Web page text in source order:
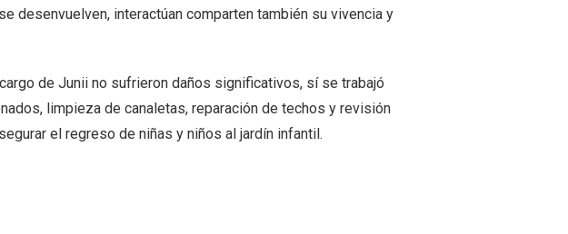
desenvuelven, interactúan comparten también su vivencia y
de Junii no sufrieron daños significativos, sí se trabajó
limpieza de canaletas, reparación de techos y revisión
el regreso de niñas y niños al jardín infantil.